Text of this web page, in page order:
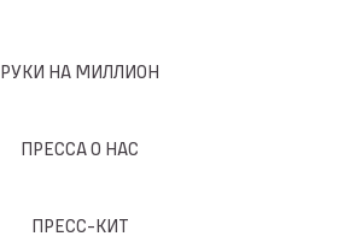
РУКИ НА МИЛЛИОН
ПРЕССА О НАС
ПРЕСС-КИТ